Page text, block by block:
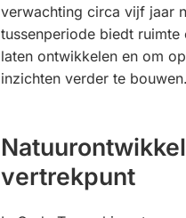
verwachting circa vijf jaar
tussenperiode biedt
laten ontwikkelen en om
inzichten verder te
vertrekpunt